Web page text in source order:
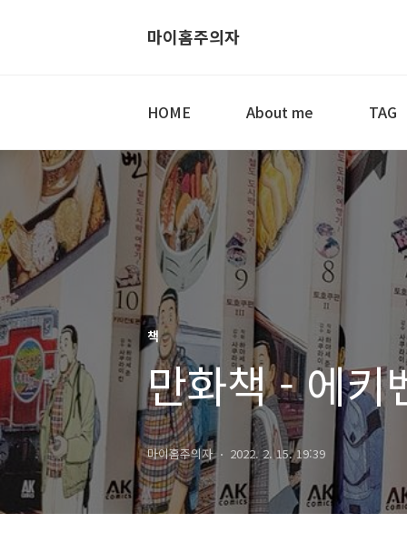
마이홈주의자
HOME About me TAG
책
만화책 - 에키
마이홈주의자 2022. 2. 15. 19:39